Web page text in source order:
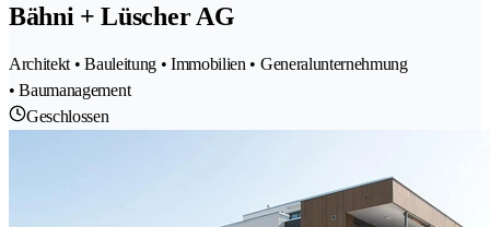
Bähni + Lüscher AG
Architekt • Bauleitung • Immobilien • Generalunternehmung
• Baumanagement
Geschlossen